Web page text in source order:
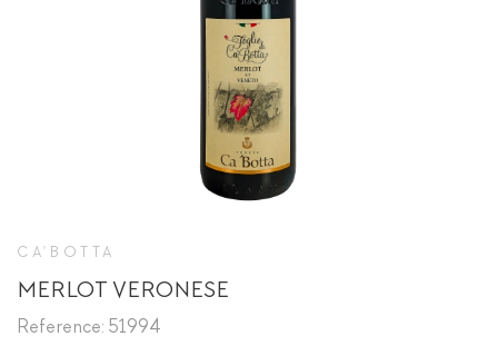
CA'BOTTA
MERLOT VERONESE
Reference: 51994